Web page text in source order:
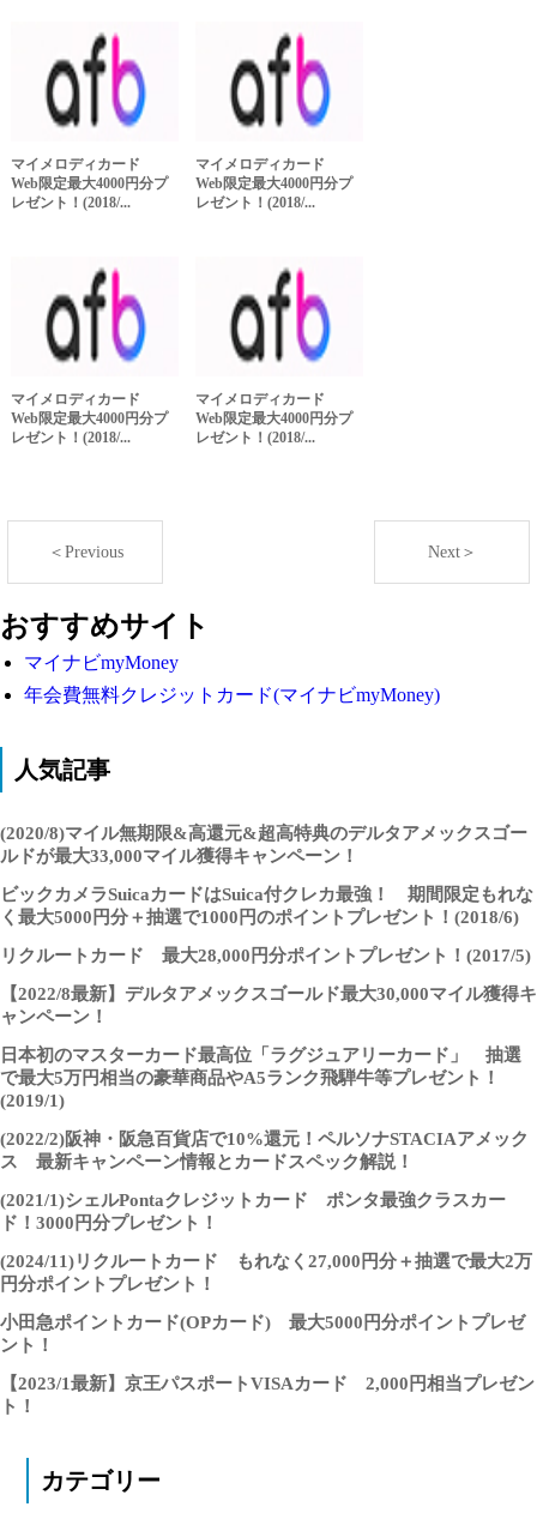
マイメロディカード
Web限定最大4000円分プ
レゼント！(2018/...
マイメロディカード
Web限定最大4000円分プ
レゼント！(2018/...
マイメロディカード
Web限定最大4000円分プ
レゼント！(2018/...
マイメロディカード
Web限定最大4000円分プ
レゼント！(2018/...
＜Previous Next＞
おすすめサイト
マイナビmyMoney
年会費無料クレジットカード(マイナビmyMoney)
人気記事
(2020/8)マイル無期限&高還元&超高特典のデルタアメックスゴー
ルドが最大33,000マイル獲得キャンペーン！
ビックカメラSuicaカードはSuica付クレカ最強！ 期間限定もれな
く最大5000円分＋抽選で1000円のポイントプレゼント！(2018/6)
リクルートカード 最大28,000円分ポイントプレゼント！(2017/5)
【2022/8最新】デルタアメックスゴールド最大30,000マイル獲得キ
ャンペーン！
日本初のマスターカード最高位「ラグジュアリーカード」 抽選
で最大5万円相当の豪華商品やA5ランク飛騨牛等プレゼント！
(2019/1)
(2022/2)阪神・阪急百貨店で10%還元！ペルソナSTACIAアメック
ス 最新キャンペーン情報とカードスペック解説！
(2021/1)シェルPontaクレジットカード ポンタ最強クラスカー
ド！3000円分プレゼント！
(2024/11)リクルートカード もれなく27,000円分＋抽選で最大2万
円分ポイントプレゼント！
小田急ポイントカード(OPカード) 最大5000円分ポイントプレゼ
ント！
【2023/1最新】京王パスポートVISAカード 2,000円相当プレゼン
ト！
カテゴリー